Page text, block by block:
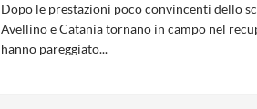
Dopo le prestazioni poco convincenti dello
Avellino e Catania tornano in campo nel
hanno pareggiato...